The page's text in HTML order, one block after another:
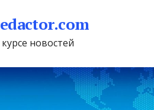
новостей